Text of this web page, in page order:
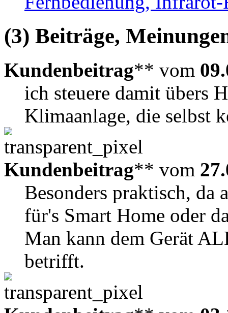
(3) Beiträge,
Kundenbeitrag** vom
ich steuere damit übers
Klimaanlage, die selbst
Kundenbeitrag** vom
Besonders praktisch, da
für's Smart Home oder
Man kann dem Gerät
betrifft.